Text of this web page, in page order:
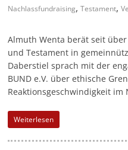
a
a
z
i
n
r
Nachlassfundraising,Testament,
Almuth Wenta berät seit
und Testament in
Daberstiel sprach mit der
BUND e.V. über ethische
Reaktionsgeschwindigkeit im
Weiterlesen